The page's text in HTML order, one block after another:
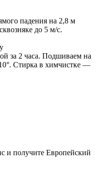
падения на 2,8 м
до 5 м/с.
за 2 часа. Подшиваем на
Стирка в химчистке —
и получите Европейский